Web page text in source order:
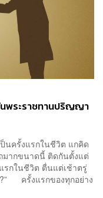
นพระราชทานปริญญา
ครั้งแรกในชีวิต แกคิด
มากขนาดนี้ ติดกันตั้งแต่
กในชีวิต ตื่นแต่เช้าตรู่
?” ครั้งแรกของทุกอย่าง